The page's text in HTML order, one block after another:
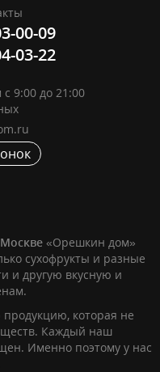
00-09
03-22
9:00 до 21:00
«Орешкин дом»
сухофрукты и разные
и другую вкусную и
которая не
Каждый наш
Именно поэтому у нас